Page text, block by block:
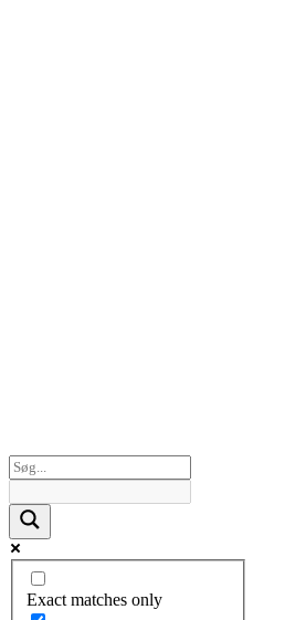
Exact matches only